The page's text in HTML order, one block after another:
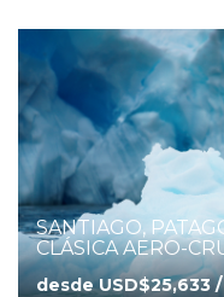
SANTIAGO,
CLÁSICA AERO-
desde USD$25,633 /